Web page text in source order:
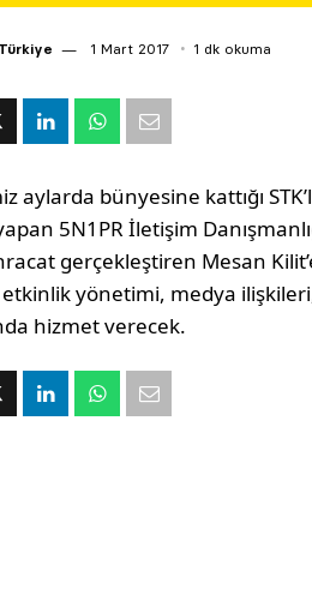
1 Mart 2017 1 dk okuma
aylarda bünyesine kattığı
5N1PR İletişim
gerçekleştiren Mesan
yönetimi, medya
hizmet verecek.